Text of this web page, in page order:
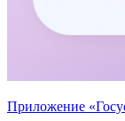
Приложение